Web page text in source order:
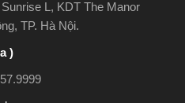
L, KDT The Manor
TP. Hà Nội.
)